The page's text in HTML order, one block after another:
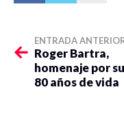
ENTRADA
Roger Bartra,
homenaje por
80 años de vida